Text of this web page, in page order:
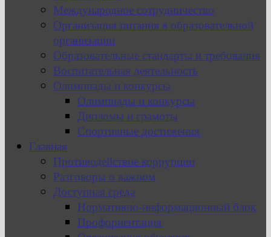
Международное сотрудничество
Организация питания в образовательной
организации
Образовательные стандарты и требования
Воспитательная деятельность
Олимпиады и конкурсы
Олимпиады и конкурсы
Дипломы и грамоты
Спортивные достижения
Главная
Противодействие коррупции
Разговоры о важном
Доступная среда
Нормативно-информационный блок
Профориентация